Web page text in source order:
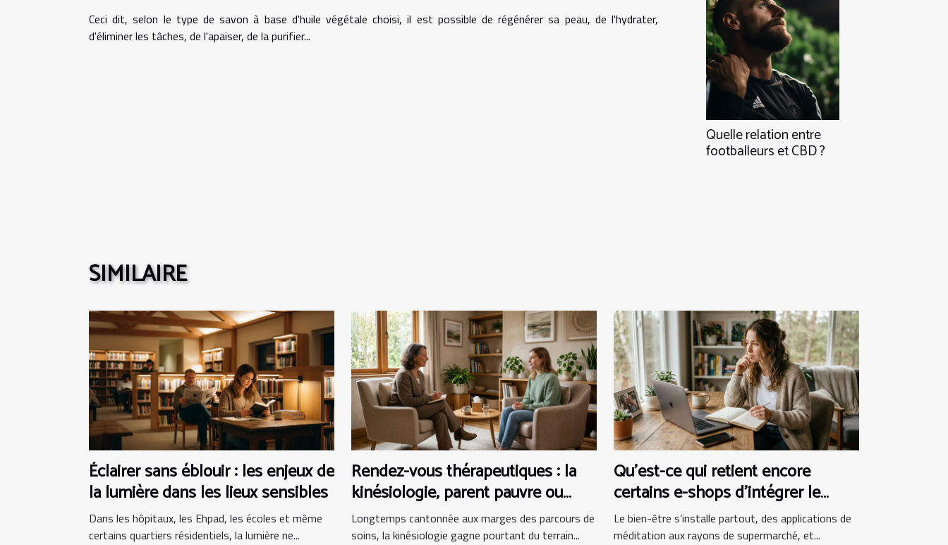
Ceci dit, selon le type de savon à base d'huile végétale choisi, il est possible de régénérer sa peau, de l'hydrater,
d'éliminer les tâches, de l'apaiser, de la purifier...
Quelle relation entre
footballeurs et CBD ?
SIMILAIRE
Éclairer sans éblouir : les enjeux de
la lumière dans les lieux sensibles
Dans les hôpitaux, les Ehpad, les écoles et même
certains quartiers résidentiels, la lumière ne...
Rendez-vous thérapeutiques : la
kinésiologie, parent pauvre ou
alliée incontournable ?
Longtemps cantonnée aux marges des parcours de
soins, la kinésiologie gagne pourtant du terrain...
Qu’est-ce qui retient encore
certains e-shops d’intégrer le
bien-être au panier ?
Le bien-être s’installe partout, des applications de
méditation aux rayons de supermarché, et...